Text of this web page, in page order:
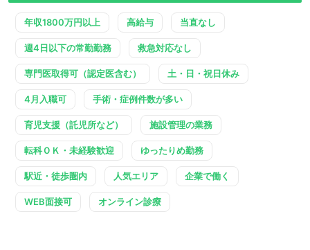
年収1800万円以上 高給与 当直なし
週4日以下の常勤勤務 救急対応なし
専門医取得可（認定医含む） 土・日・祝日休み
4月入職可 手術・症例件数が多い
育児支援（託児所など） 施設管理の業務
転科ＯＫ・未経験歓迎 ゆったりめ勤務
駅近・徒歩圏内 人気エリア 企業で働く
WEB面接可 オンライン診療